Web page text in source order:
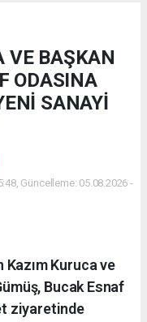
VE BAŞKAN
ODASINA
SANAYİ
Güncelleme: 05.08.2026 -
Kazım Kuruca ve
Bucak Esnaf
ziyaretinde